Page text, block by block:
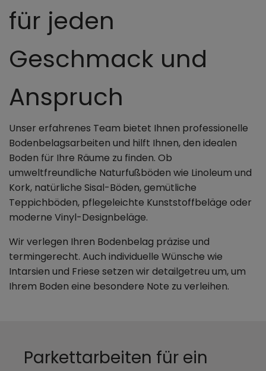
für jeden
Geschmack und
Anspruch
Unser erfahrenes Team bietet Ihnen professionelle
Bodenbelagsarbeiten und hilft Ihnen, den idealen
Boden für Ihre Räume zu finden. Ob
umweltfreundliche Naturfußböden wie Linoleum und
Kork, natürliche Sisal-Böden, gemütliche
Teppichböden, pflegeleichte Kunststoffbeläge oder
moderne Vinyl-Designbeläge.
Wir verlegen Ihren Bodenbelag präzise und
termingerecht. Auch individuelle Wünsche wie
Intarsien und Friese setzen wir detailgetreu um, um
Ihrem Boden eine besondere Note zu verleihen.
Parkettarbeiten für ein